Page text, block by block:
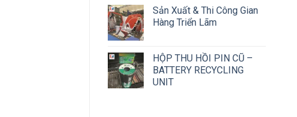
Sản Xuất & Thi Công Gian
Hàng Triển Lãm
HỘP THU HỒI PIN CŨ –
BATTERY RECYCLING
UNIT